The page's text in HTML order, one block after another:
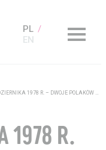
PL
EN
1978 R.